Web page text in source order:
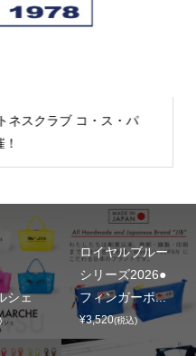
ネスクラブ コ・ス・パ
シェ
ロイヤルブルー
シリーズ2026●
フィンガーポ...
¥3,520(税込)